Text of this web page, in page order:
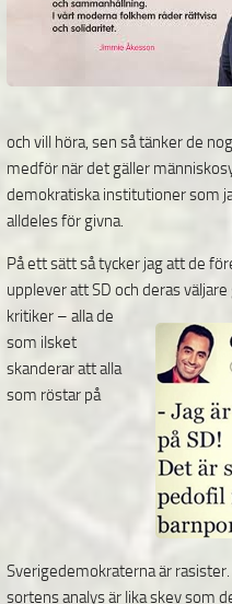
och vill höra, sen så tänker de
medför när det gäller
demokratiska institutioner som
alldeles för givna.
På ett sätt så tycker jag att de
upplever att SD och deras väljare
kritiker – alla de
som ilsket
skanderar att alla
som röstar på
Sverigedemokraterna är
sortens analys är lika skev som